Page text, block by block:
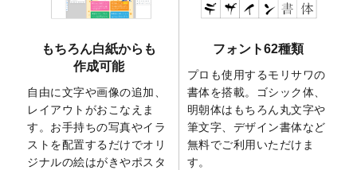
2025/8/1
9,160万点以上の写真やイラスト素材が無料
2025/7/30
キャンバスプリントのデザインテンプレー
トを追加いたしました。
2025/6/30
暑中見舞いのデザインテンプレートを追加
しました。
2025/6/27
キャンバスプリントのデザインテンプレー
トを追加いたしました。
もちろん白紙からも
作成可能
自由に文字や画像の追加、
レイアウトがおこなえま
す。お手持ちの写真やイラ
ストを配置するだけでオリ
ジナルの絵はがきやポスタ
フォント62種類
プロも使用するモリサワの
書体を搭載。ゴシック体、
明朝体はもちろん丸文字や
筆文字、デザイン書体など
無料でご利用いただけま
す。